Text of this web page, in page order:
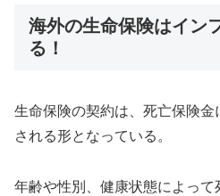
海外の生命保険はイン
る！
生命保険の契約は、死亡保険
される形となっている。
年齢や性別、健康状態によっ